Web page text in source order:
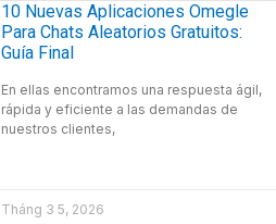
10 Nuevas Aplicaciones Omegle
Para Chats Aleatorios Gratuitos:
Guía Final
En ellas encontramos una respuesta ágil,
rápida y eficiente a las demandas de
nuestros clientes,
Tháng 3 5, 2026